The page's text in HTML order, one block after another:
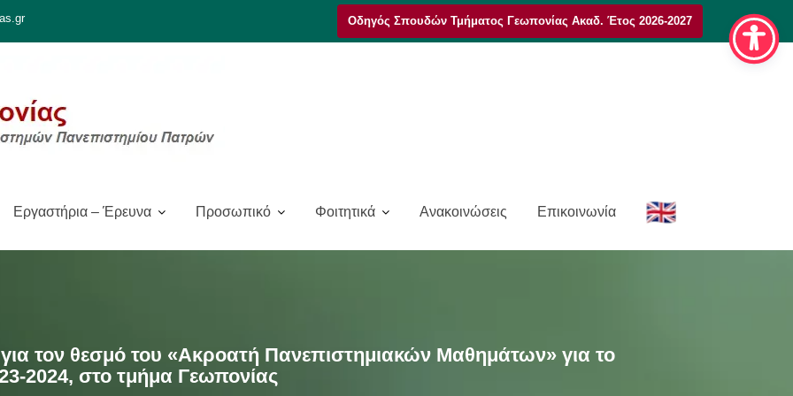
Οδηγός Σπουδών Τμήματος Γεωπονίας Ακαδ. Έτος 2026-2027
Εργαστήρια – Έρευνα Προσωπικό Φοιτητικά Ανακοινώσεις Επικοινωνία
E
n
τον θεσμό του «Ακροατή Πανεπιστημιακών Μαθημάτων» για το
2024, στο τμήμα Γεωπονίας